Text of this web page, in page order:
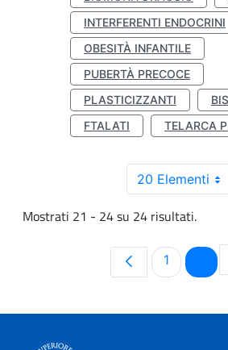
INTERFERENTI ENDOCRINI
OBESITÀ INFANTILE
PUBERTÀ PRECOCE
PLASTICIZZANTI
FTALATI
TELARCA
20 Elementi
Mostrati 21 - 24 su 24 risultati.
Pagina
1